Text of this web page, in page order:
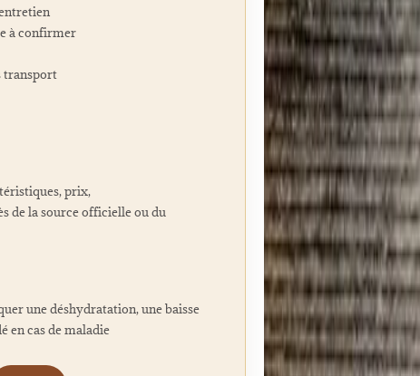
à confirmer
transport
prix,
de la source officielle ou du
une déshydratation, une baisse
en cas de maladie